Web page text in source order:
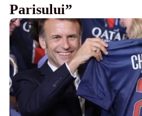
Parisului”